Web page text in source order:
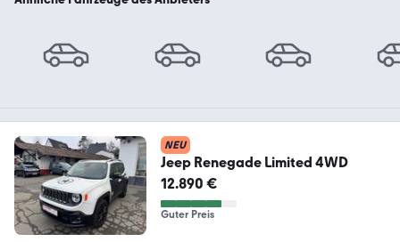
NEU
Jeep Renegade Limited 4WD
12.890 €
Guter Preis